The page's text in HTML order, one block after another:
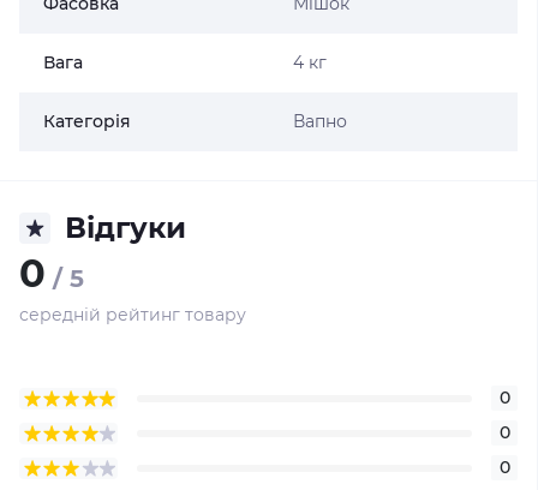
Вага 4 кг
Категорія Вапно
Відгуки
0 / 5
середній рейтинг товару
0
0
0